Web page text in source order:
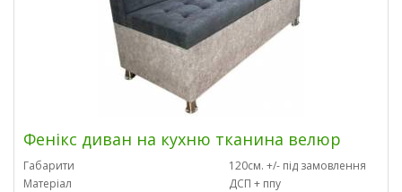
Фенікс диван на кухню тканина велюр
Габарити
120см. +/- під замовлення
Матеріал
ДСП + ппу